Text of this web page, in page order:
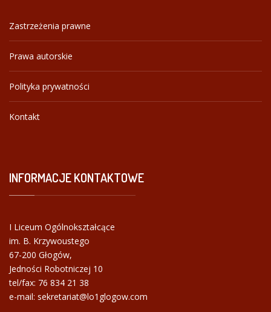
Zastrzeżenia prawne
Prawa autorskie
Polityka prywatności
Kontakt
INFORMACJEKONTAKTOWE
I Liceum Ogólnokształcące
im. B. Krzywoustego
67-200 Głogów,
Jedności Robotniczej 10
tel/fax: 76 834 21 38
e-mail: sekretariat@lo1glogow.com